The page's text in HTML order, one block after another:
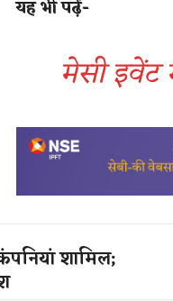
यह भी पढ़ें-
मेसी इवेंट
शामिल;